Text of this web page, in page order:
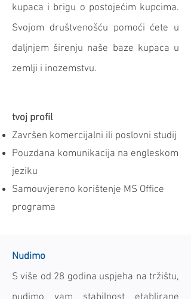
kupaca i brigu o postojećim kupcima.
Svojom društvenošću pomoći ćete u
daljnjem širenju naše baze kupaca u
zemlji i inozemstvu.
tvoj profil
Završen komercijalni ili poslovni studij
Pouzdana komunikacija na engleskom
jeziku
Samouvjereno korištenje MS Office
programa
Nudimo
S više od 28 godina uspjeha na tržištu,